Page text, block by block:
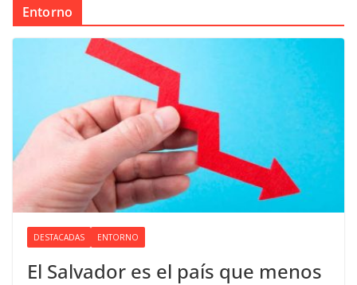
Entorno
DESTACADAS ENTORNO
El Salvador es el país que menos